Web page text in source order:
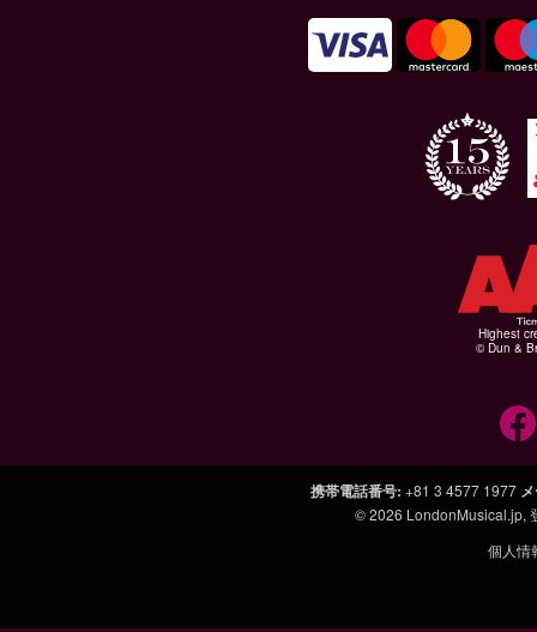
Highest
© Dun &
携帯電話番号: +81 3 4577 1977
© 2026 LondonMusical.jp,
個人情